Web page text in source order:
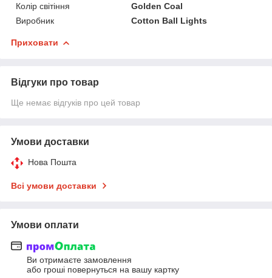
Колір світіння
Golden Coal
Виробник
Cotton Ball Lights
Приховати
Відгуки про товар
Ще немає відгуків про цей товар
Умови доставки
Нова Пошта
Всі умови доставки
Умови оплати
Ви отримаєте замовлення
або гроші повернуться на вашу картку